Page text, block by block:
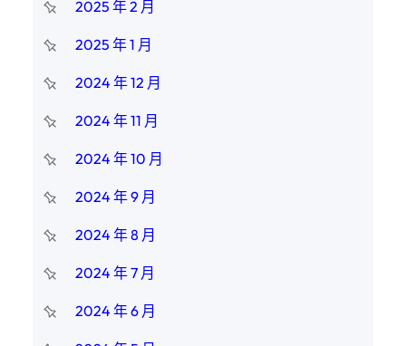
2025 年 2 月
2025 年 1 月
2024 年 12 月
2024 年 11 月
2024 年 10 月
2024 年 9 月
2024 年 8 月
2024 年 7 月
2024 年 6 月